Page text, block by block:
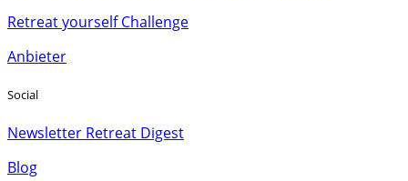
Retreat yourself Challenge
Anbieter
Social
Newsletter Retreat Digest
Blog